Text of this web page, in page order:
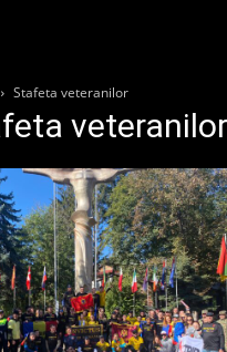
Stafeta veteranilor
veteranilor